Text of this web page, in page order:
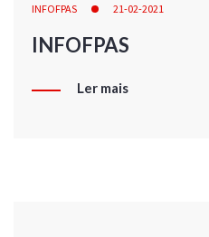
INFOFPAS 21-02-2021
INFOFPAS
Ler mais